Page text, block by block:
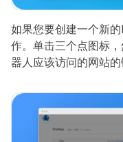
如果您要创建一个新
作。单击三个点图标
器人应该访问的网站的